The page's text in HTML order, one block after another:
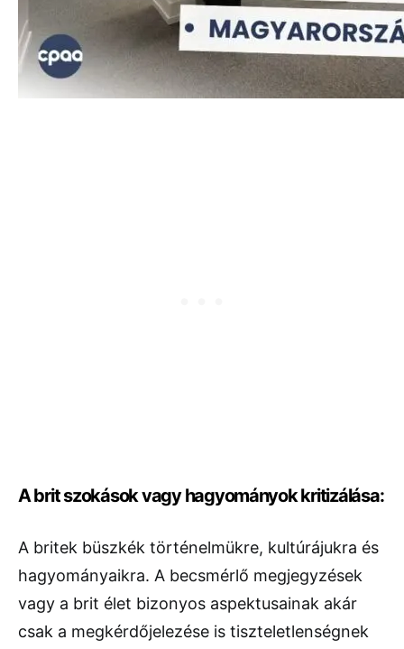
A brit szokások vagy hagyományok kritizálása:
A britek büszkék történelmükre, kultúrájukra és
hagyományaikra. A becsmérlő megjegyzések
vagy a brit élet bizonyos aspektusainak akár
csak a megkérdőjelezése is tiszteletlenségnek